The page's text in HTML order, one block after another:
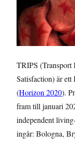
TRIPS (Transport
Satisfaction) är
(Horizon 2020).
fram till januari
independent
ingår: Bologna,